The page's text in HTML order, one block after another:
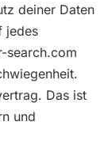
deiner Daten
jedes
search.com
Das ist
und